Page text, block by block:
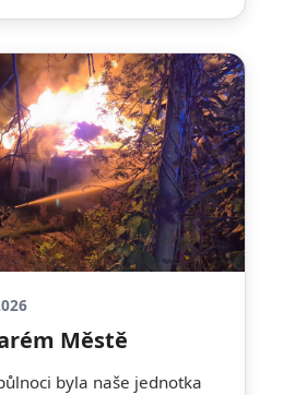
Městě
byla naše jednotka